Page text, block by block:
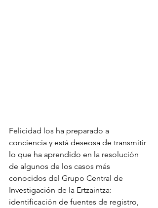
Felicidad los ha preparado a
conciencia y está deseosa de transmitir
lo que ha aprendido en la resolución
de algunos de los casos más
conocidos del Grupo Central de
Investigación de la Ertzaintza:
identificación de fuentes de registro,